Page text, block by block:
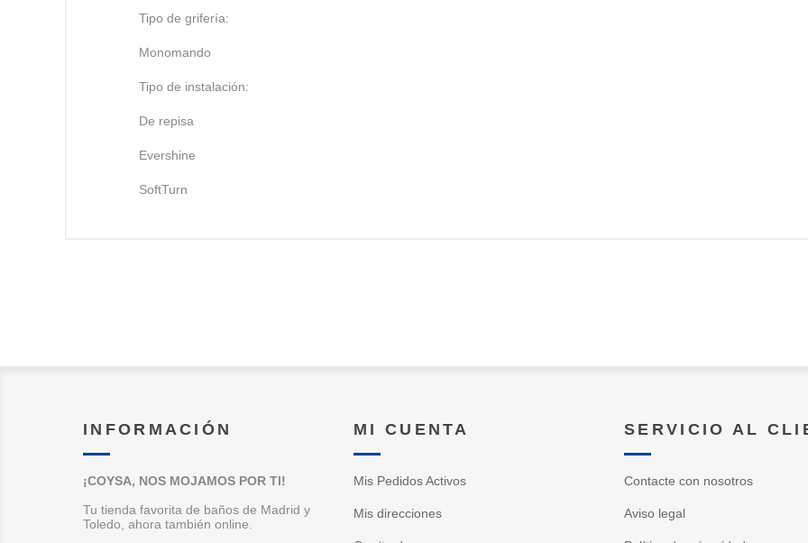
Tipo de grifería:
Monomando
Tipo de instalación:
De repisa
Evershine
SoftTurn
INFORMACIÓN
¡COYSA, NOS MOJAMOS POR TI!
Tu tienda favorita de baños de Madrid y
Toledo, ahora también online.
MI CUENTA
Mis Pedidos Activos
Mis direcciones
SERVICIO AL
Contacte con nosotros
Aviso legal